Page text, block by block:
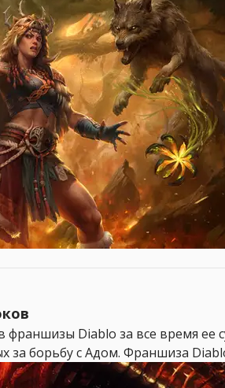
франшизы Diablo за все время
за борьбу с Адом. Франшиза